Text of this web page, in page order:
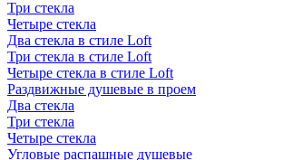
Три стекла
Четыре стекла
Два стекла в стиле Loft
Три стекла в стиле Loft
Четыре стекла в стиле Loft
Раздвижные душевые в проем
Два стекла
Три стекла
Четыре стекла
Угловые распашные душевые